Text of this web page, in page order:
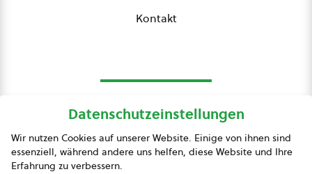
Kontakt
Presse
Datenschutzeinstellungen
Wir nutzen Cookies auf unserer Website. Einige von ihnen sind
essenziell, während andere uns helfen, diese Website und Ihre
Erfahrung zu verbessern.